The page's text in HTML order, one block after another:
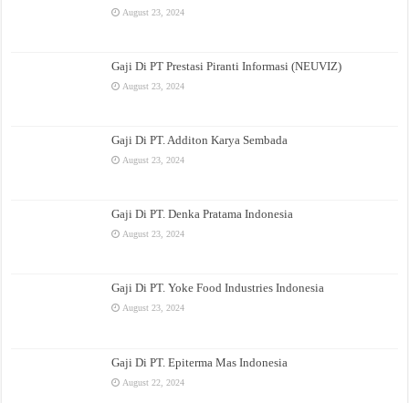
August 23, 2024
Gaji Di PT Prestasi Piranti Informasi (NEUVIZ)
August 23, 2024
Gaji Di PT. Additon Karya Sembada
August 23, 2024
Gaji Di PT. Denka Pratama Indonesia
August 23, 2024
Gaji Di PT. Yoke Food Industries Indonesia
August 23, 2024
Gaji Di PT. Epiterma Mas Indonesia
August 22, 2024